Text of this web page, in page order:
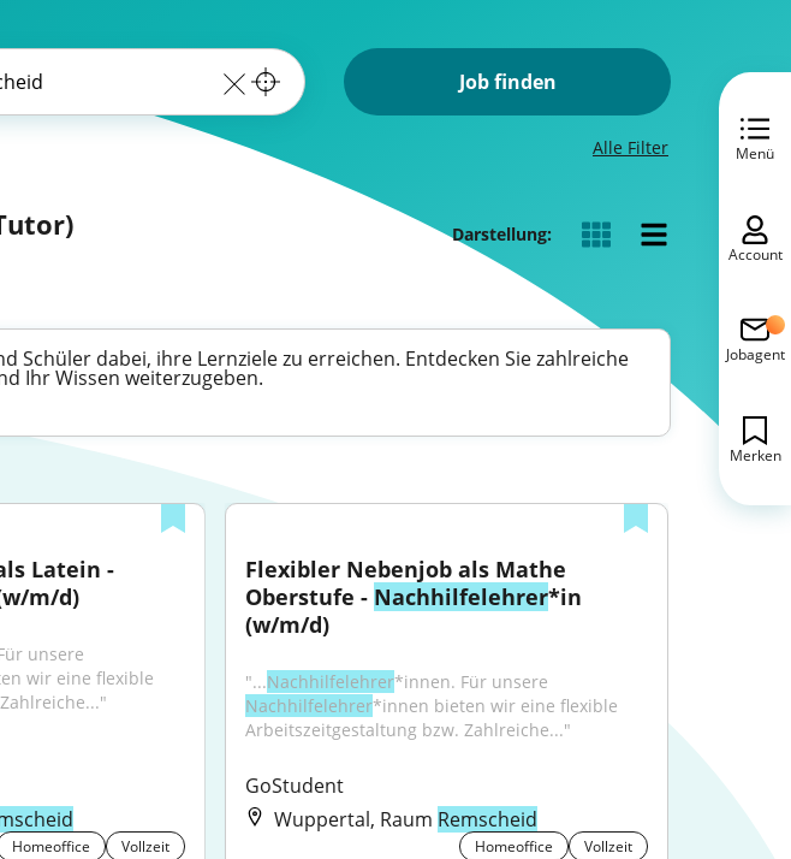
Job finden
Alle Filter
Darstellung:
dabei, ihre Lernziele zu erreichen. Entdecken Sie zahlreiche
Ihr Wissen weiterzugeben.
m/d)
wir eine flexible
Homeoffice Vollzeit
Flexibler Nebenjob als Mathe
Oberstufe - Nachhilfelehrer*in
(w/m/d)
"...Nachhilfelehrer
Nachhilfelehrer*innen bieten wir eine flexible
Arbeitszeitgestaltung bzw. Zahlreiche..."
GoStudent
Wuppertal, Raum Remscheid
Homeoffice Vollzeit
Menü
Account
Jobagent
Merken